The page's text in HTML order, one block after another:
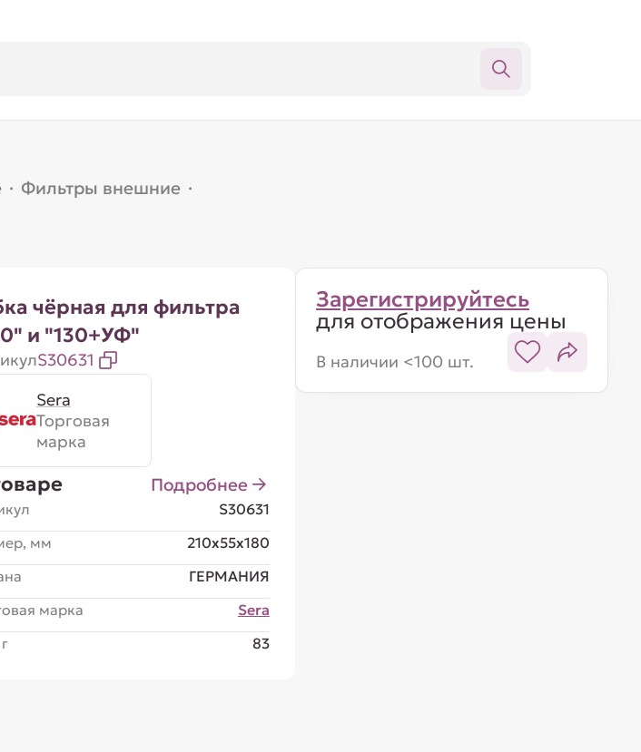
· Фильтры внешние ·
чёрная для фильтра
и "130+УФ"
S30631
Sera
Торговая
марка
Подробнее
S30631
мм
210x55x180
ГЕРМАНИЯ
марка
Sera
83
Зарегистрируйтесь
для отображения цены
В наличии <100 шт.